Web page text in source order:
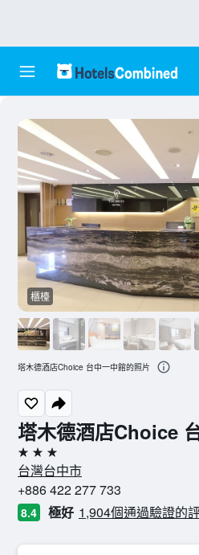
塔木德酒店Choice
3星級
台灣台中市
+886 422 277 733
8.4 極好 1,904個通過驗證的
櫃檯
塔木德酒店Choice 台中一中館的照片